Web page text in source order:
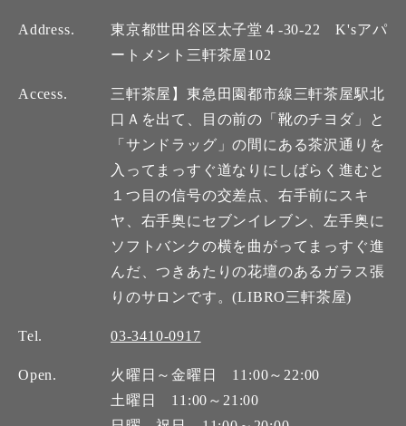
Address.
東京都世田谷区太子堂４-30-22 K'sアパ
ートメント三軒茶屋102
Access.
三軒茶屋】東急田園都市線三軒茶屋駅北
口Ａを出て、目の前の「靴のチヨダ」と
「サンドラッグ」の間にある茶沢通りを
入ってまっすぐ道なりにしばらく進むと
１つ目の信号の交差点、右手前にスキ
ヤ、右手奥にセブンイレブン、左手奥に
ソフトバンクの横を曲がってまっすぐ進
んだ、つきあたりの花壇のあるガラス張
りのサロンです。(LIBRO三軒茶屋)
Tel. 03-3410-0917
Open.
火曜日～金曜日 11:00～22:00
土曜日 11:00～21:00